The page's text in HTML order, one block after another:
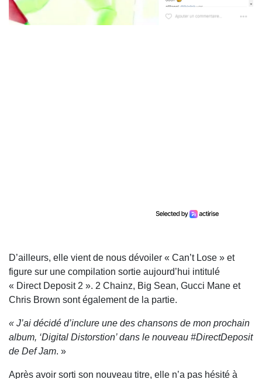
D’ailleurs, elle vient de nous dévoiler « Can’t Lose » et
figure sur une compilation sortie aujourd’hui intitulé
« Direct Deposit 2 ». 2 Chainz, Big Sean, Gucci Mane et
Chris Brown sont également de la partie.
« J’ai décidé d’inclure une des chansons de mon prochain
album, ‘Digital Distorstion’ dans le nouveau #DirectDeposit
de Def Jam. »
Après avoir sorti son nouveau titre, elle n’a pas hésité à